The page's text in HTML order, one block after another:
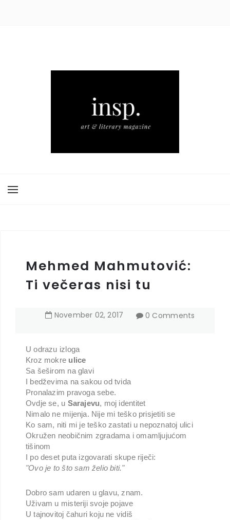
Mehmed Mahmutović:
Ti večeras nisi tu
November 02,2017 0 Comments
U odrazu izloga
Kroz mokre ulice
Sa šeširom na glavi
I bedževima na sakou od tvida
Pronalazim pravoga sebe.
Ovdje se, u Sarajevu, moj identitet
Nimalo ne mijenja. Nije mi teško prisjetiti se
Ko sam, niti mi je teško zastati u nepoznatoj ulici
Okružen neobičnim zgradama i omamljujućom
tišinom
I po deset puta izgovarati skupe riječi:
"Ovo je to što sam želio biti."
Dobro sam udaren u glavu, znam.
Uživam u misteriji svoje pojave
U tajnovitoj čahuri koju ne vidiš